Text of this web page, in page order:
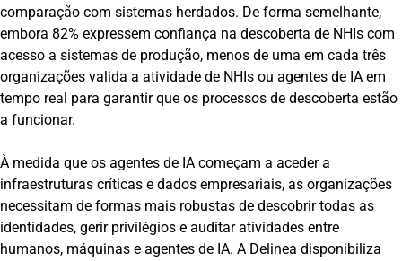
comparação com sistemas herdados. De forma semelhante,
embora 82% expressem confiança na descoberta de NHIs com
acesso a sistemas de produção, menos de uma em cada três
organizações valida a atividade de NHIs ou agentes de IA em
tempo real para garantir que os processos de descoberta estão
a funcionar.
À medida que os agentes de IA começam a aceder a
infraestruturas críticas e dados empresariais, as organizações
necessitam de formas mais robustas de descobrir todas as
identidades, gerir privilégios e auditar atividades entre
humanos, máquinas e agentes de IA. A Delinea disponibiliza